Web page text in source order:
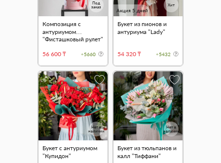
Под
заказ
Композиция с
антуриумом
"Фисташковый рулет"
56 600 ₸
+5660
Акция 5 дней
Хит
Букет из пионов и
антуриума "Lady"
54 320 ₸ +5432
Нет в
наличии
Букет с антуриумом
"Купидон"
Нет в
наличии
Букет из тюльпанов и
калл "Тиффани"